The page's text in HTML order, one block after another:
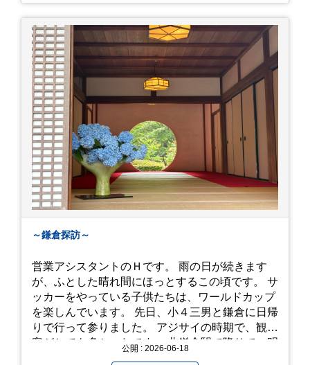
～鎌倉探訪～
営業アシスタントのＨです。 雨の日が続きます
が、ふとした晴れ間にほっとするこの頃です。 サ
ッカーをやっている子供たちは、ワールドカップ
を楽しんでいます。 先日、小４三男と鎌倉に日帰
りで行って参りました。 アジサイの時期で、観光
客がとても多かったです。 北鎌倉駅で降りて、明
公開 : 2026-06-18